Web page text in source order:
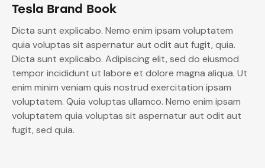
Tesla Brand Book
Dicta sunt explicabo. Nemo enim ipsam voluptatem
quia voluptas sit aspernatur aut odit aut fugit, quia.
Dicta sunt explicabo. Adipiscing elit, sed do eiusmod
tempor incididunt ut labore et dolore magna aliqua. Ut
enim minim veniam quis nostrud exercitation ipsam
voluptatem. Quia voluptas ullamco. Nemo enim ipsam
voluptatem quia voluptas sit aspernatur aut odit aut
fugit, sed quia.